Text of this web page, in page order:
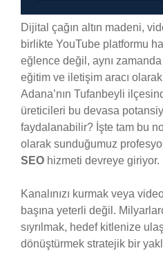
Dijital çağın altın madeni,
birlikte YouTube platformu
eğlence değil, aynı
eğitim ve iletişim aracı
Adana’nın Tufanbeyli
üreticileri bu devasa
faydalanabilir? İşte tam bu
olarak sunduğumuz
SEO hizmeti devreye giriyor.
Kanalınızı kurmak veya
başına yeterli değil.
sıyrılmak, hedef kitlenize
dönüştürmek stratejik bir